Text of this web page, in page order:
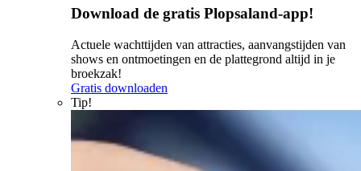
Download de gratis Plopsaland-app!
Actuele wachttijden van attracties, aanvangstijden van
shows en ontmoetingen en de plattegrond altijd in je
broekzak!
Gratis downloaden
Tip!